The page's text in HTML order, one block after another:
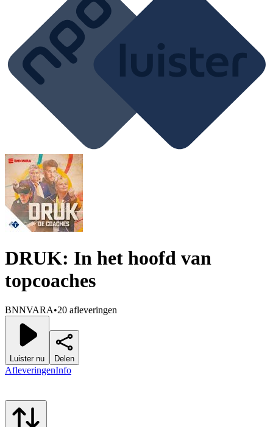
DRUK: In het hoofd van
topcoaches
BNNVARA•20 afleveringen
Luister nu Delen
AfleveringenInfo